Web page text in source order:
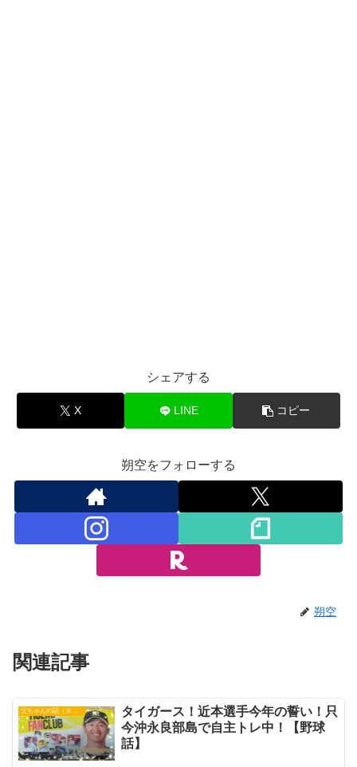
シェアする
X LINE コピー
朔空をフォローする
朔空
関連記事
父ちゃんの話（タイガース）
タイガース！近本選手今年の誓い！只
今沖永良部島で自主トレ中！【野球
話】